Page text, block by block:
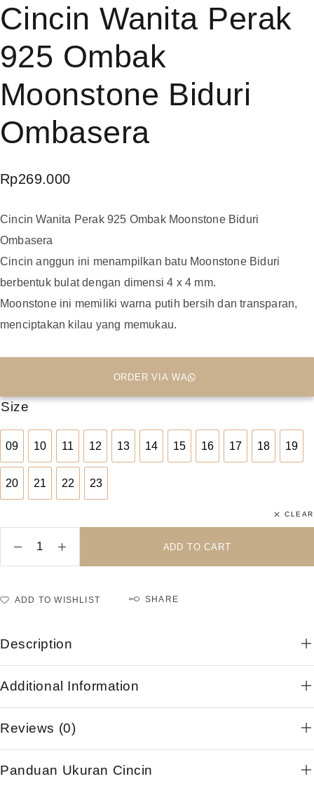
Cincin Wanita Perak
925 Ombak
Moonstone Biduri
Ombasera
Rp269.000
Cincin Wanita Perak 925 Ombak Moonstone Biduri
Ombasera
Cincin anggun ini menampilkan batu Moonstone Biduri
berbentuk bulat dengan dimensi 4 x 4 mm.
Moonstone ini memiliki warna putih bersih dan transparan,
menciptakan kilau yang memukau.
ORDER VIA WA
Size
09
09
10
10
11
11
12
12
13
13
14
14
15
15
16
16
17
17
18
18
19
19
20
20
21
21
22
22
23
23
CLEAR
ADD TO CART
ADD TO WISHLIST SHARE
Description
Additional Information
Reviews (0)
Panduan Ukuran Cincin